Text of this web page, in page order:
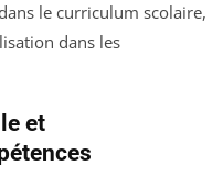
le curriculum scolaire,
dans les
et